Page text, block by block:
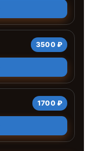
3500 ₽
1700 ₽